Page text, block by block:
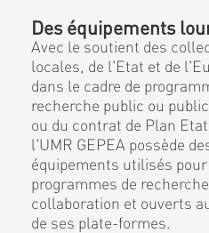
Des équipements
Avec le soutient des
locales, de l'Etat et de
dans le cadre de
recherche public ou
ou du contrat de Plan
l'UMR GEPEA possède
équipements utilisés pour
programmes de
collaboration et ouverts
de ses plate-formes.